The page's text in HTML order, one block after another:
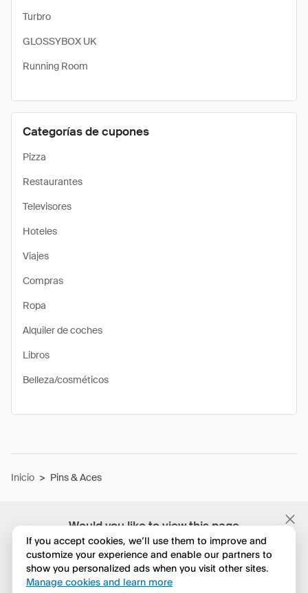
Would you like to view this page
in English?
No, seguir navegando
Turbro
GLOSSYBOX UK
Running Room
Categorías de cupones
Pizza
Restaurantes
Televisores
Hoteles
Viajes
Compras
Ropa
Alquiler de coches
Libros
Belleza/cosméticos
Inicio > Pins & Aces
If you accept cookies, we’ll use them to improve and
customize your experience and enable our partners to
show you personalized ads when you visit other sites.
Manage cookies and learn more